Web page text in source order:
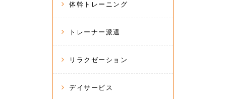
体幹トレーニング
トレーナー派遣
リラクゼーション
デイサービス